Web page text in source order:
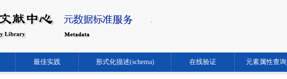
最佳实践 形式化描述(schema) 在线验证 元素属性查询